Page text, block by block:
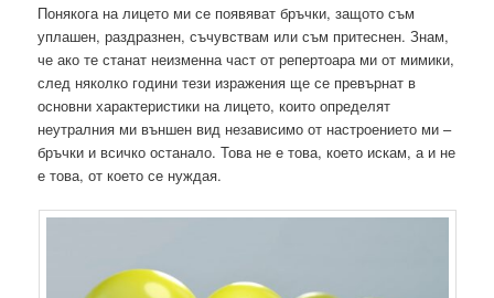
Понякога на лицето ми се появяват бръчки, защото съм
уплашен, раздразнен, съчувствам или съм притеснен. Знам,
че ако те станат неизменна част от репертоара ми от мимики,
след няколко години тези изражения ще се превърнат в
основни характеристики на лицето, които определят
неутралния ми външен вид независимо от настроението ми –
бръчки и всичко останало. Това не е това, което искам, а и не
е това, от което се нуждая.